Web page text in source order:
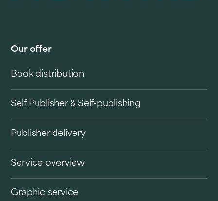
Our offer
Book distribution
Self Publisher & Self-publishing
Publisher delivery
Service overview
Graphic service